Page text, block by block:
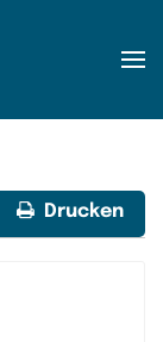
Drucken